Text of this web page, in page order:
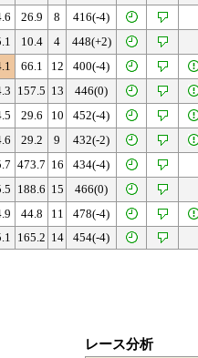
26.9 8
416(-4)
10.4 4
448(+2)
66.1 12
400(-4)
157.5 13
446(0)
29.6 10
452(-4)
29.2 9
432(-2)
473.7 16
434(-4)
188.6 15
466(0)
44.8 11
478(-4)
165.2 14 454(-4)
レース分析